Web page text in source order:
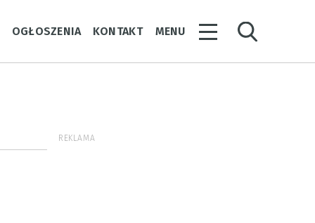
OGŁOSZENIA KONTAKT MENU
REKLAMA